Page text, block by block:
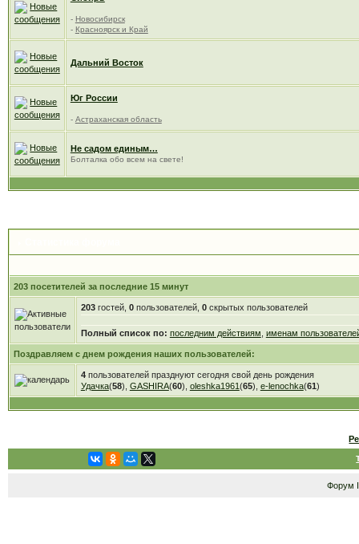
- Новосибирск
- Красноярск и Край
Дальний Восток
Юг России
- Астраханская область
Не садом единым…
Болталка обо всем на свете!
203 посетителей за последние 15 минут
203гостей, 0пользователей, 0скрытых пользователей
Полный список по: последним действиям именам
Поздравляем с днем рождения наших пользователей:
4пользователей празднуют сегодня свой день рождения
Удачка(58), GASHIRA(60), oleshka1961(65), e-lenochka(61)
Форум